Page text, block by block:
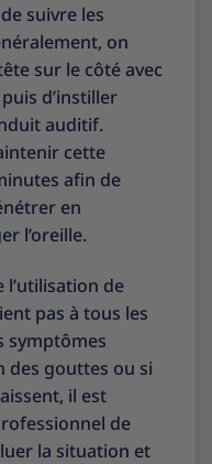
suivre les
on
sur le côté avec
d’instiller
auditif.
cette
afin de
en
l’oreille.
de
pas à tous les
symptômes
des gouttes ou si
il est
de
la situation et